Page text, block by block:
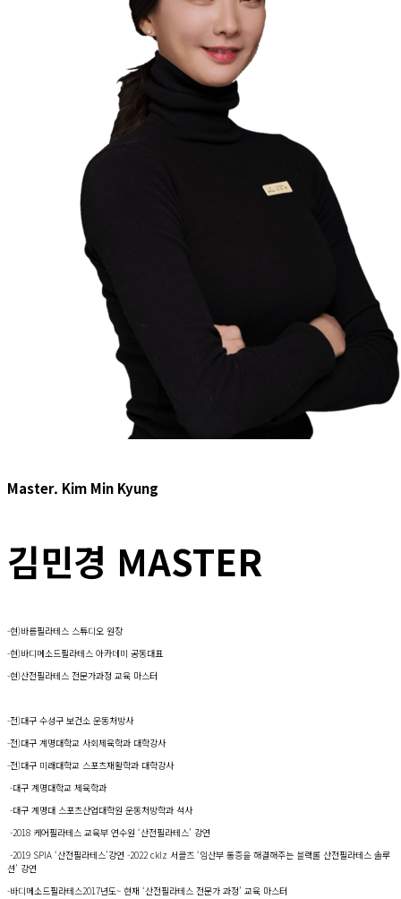
Master. Kim Min Kyung
김민경 MASTER
-현)바름필라테스 스튜디오 원장
-현)바디메소드필라테스 아카데미 공동대표
-현)산전필라테스 전문가과정 교육 마스터 ​
-전)대구 수성구 보건소 운동처방사
-전)대구 계명대학교 사회체육학과 대학강사
-​ 전)대구 미래대학교 스포츠재활학과 대학강사
-대구 계명대학교 체육학과
-대구 계명대 스포츠산업대학원 운동처방학과 석사
-2018 케어필라테스 교육부 연수원 ‘산전필라테스’ 강연
-2019 SPIA ‘산전필라테스’강연 -2022 cklz 서클즈 ‘임산부 통증을 해결해주는 블랙롤 산전필라테스 솔루
션’ 강연
-바디메소드필라테스2017년도~ 현재 ‘산전필라테스 전문가 과정’ 교육 마스터